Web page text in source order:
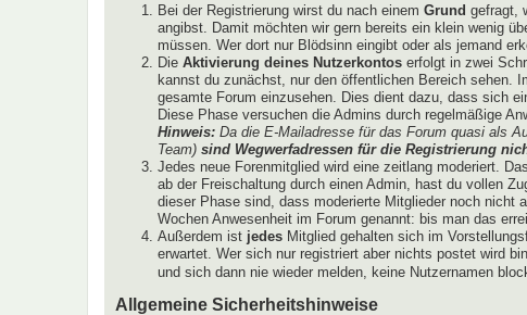
Bei der Registrierung wirst du nach einem Grund gefragt,
angibst. Damit möchten wir gern bereits ein klein wenig
müssen. Wer dort nur Blödsinn eingibt oder als jemand
Die Aktivierung deines Nutzerkontos erfolgt in zwei
kannst du zunächst, nur den öffentlichen Bereich sehen.
gesamte Forum einzusehen. Dies dient dazu, dass sich
Diese Phase versuchen die Admins durch regelmäßige
Hinweis: Da die E-Mailadresse für das Forum quasi als
Team) sind Wegwerfadressen für die Registrierung
Jedes neue Forenmitglied wird eine zeitlang moderiert.
ab der Freischaltung durch einen Admin, hast du vollen
dieser Phase sind, dass moderierte Mitglieder noch nicht
Wochen Anwesenheit im Forum genannt: bis man das
Außerdem ist jedes Mitglied gehalten sich im
erwartet. Wer sich nur registriert aber nichts postet wird
und sich dann nie wieder melden, keine Nutzernamen
Allgemeine Sicherheitshinweise